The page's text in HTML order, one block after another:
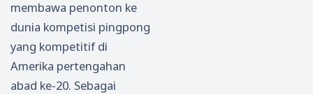
membawa penonton ke
dunia kompetisi pingpong
yang kompetitif di
Amerika pertengahan
abad ke-20. Sebagai